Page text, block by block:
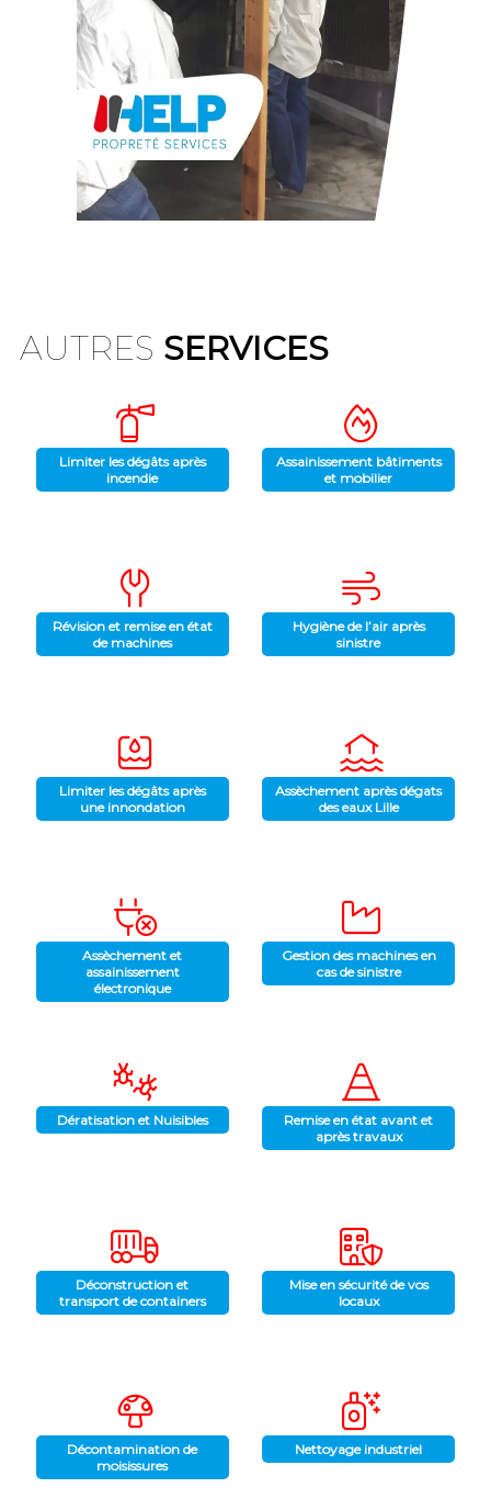
AUTRES SERVICES
Limiter les dégâts après
incendie
Assainissement bâtiments
et mobilier
Révision et remise en état
de machines
Hygiène de l’air après
sinistre
Limiter les dégâts après
une innondation
Assèchement après dégats
des eaux Lille
Assèchement et
assainissement
électronique
Gestion des machines en
cas de sinistre
Dératisation et Nuisibles
Remise en état avant et
après travaux
Déconstruction et
transport de containers
Mise en sécurité de vos
locaux
Décontamination de
moisissures
Nettoyage industriel